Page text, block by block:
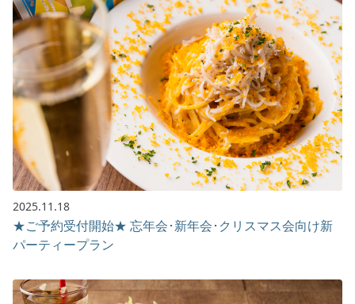
2025.11.18
★ご予約受付開始★ 忘年会･新年会･クリスマス会向け新
パーティープラン